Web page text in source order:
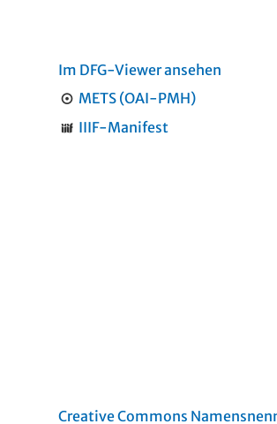
Im DFG-Viewer ansehen
METS (OAI-PMH)
IIIF-Manifest
Creative Commons